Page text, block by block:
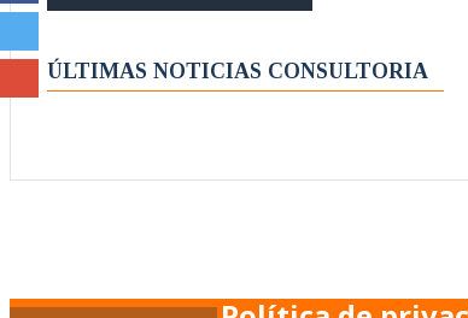
ÚLTIMAS NOTICIAS CONSULTORIA